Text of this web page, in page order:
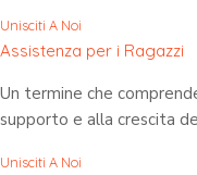
Unisciti A Noi
Assistenza per i Ragazzi
Un termine che
supporto e alla crescita
Unisciti A Noi